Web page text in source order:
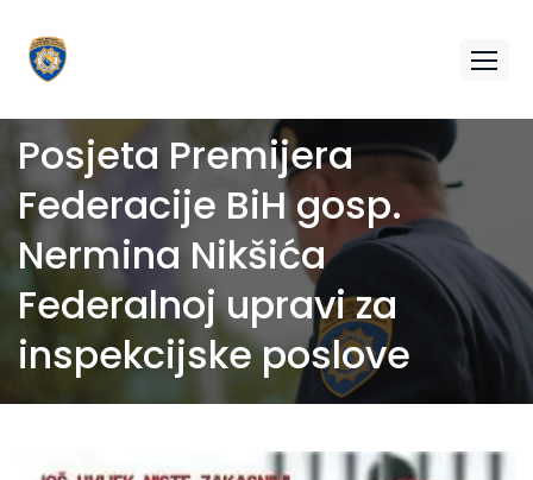
Posjeta Premijera
Federacije BiH gosp.
Nermina Nikšića
Federalnoj upravi za
inspekcijske poslove